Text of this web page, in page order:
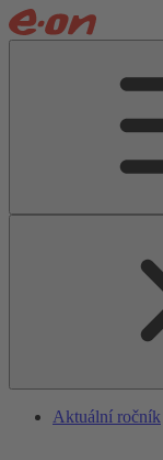
Aktuální ročník